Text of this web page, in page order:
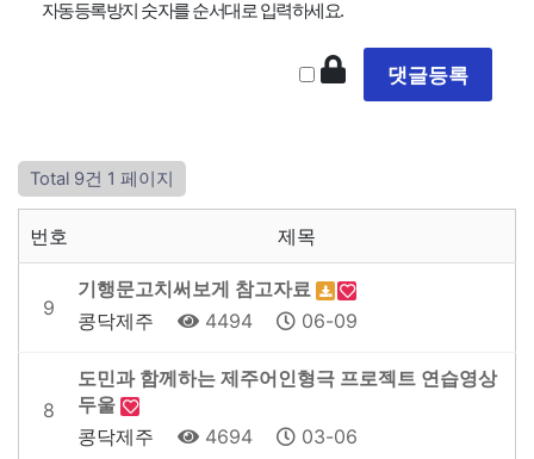
자동등록방지 숫자를 순서대로 입력하세요.
Total 9건 1 페이지
번호 제목
9
기행문고치써보게 참고자료
콩닥제주
4494 06-09
8
도민과 함께하는 제주어인형극 프로젝트 연습영상
두울
콩닥제주
4694 03-06